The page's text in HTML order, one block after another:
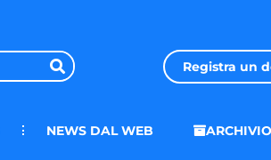
Registra un
NEWS DAL WEB ARCHIVIO